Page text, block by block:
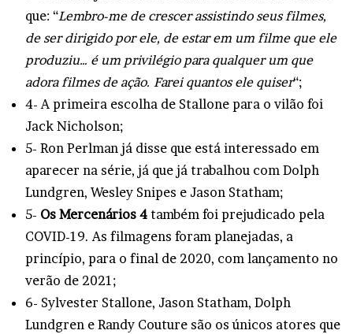
que: “Lembro-me de crescer assistindo seus filmes,
de ser dirigido por ele, de estar em um filme que ele
produziu… é um privilégio para qualquer um que
adora filmes de ação. Farei quantos ele quiser“;
4- A primeira escolha de Stallone para o vilão foi
Jack Nicholson;
5- Ron Perlman já disse que está interessado em
aparecer na série, já que já trabalhou com Dolph
Lundgren, Wesley Snipes e Jason Statham;
5- Os Mercenários 4 também foi prejudicado pela
COVID-19. As filmagens foram planejadas, a
princípio, para o final de 2020, com lançamento no
verão de 2021;
6- Sylvester Stallone, Jason Statham, Dolph
Lundgren e Randy Couture são os únicos atores que